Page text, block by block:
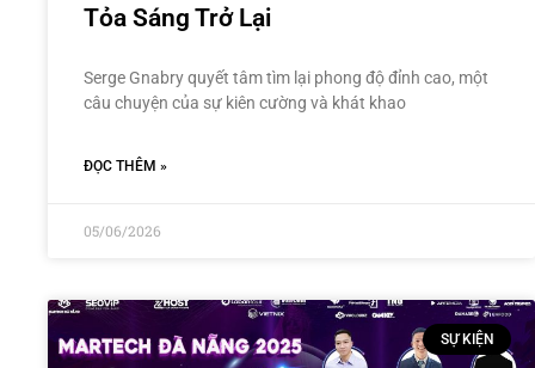
Tỏa Sáng Trở Lại
Serge Gnabry quyết tâm tìm lại phong độ đỉnh cao, một
câu chuyện của sự kiên cường và khát khao
ĐỌC THÊM »
05/06/2026
SỰ KIỆN